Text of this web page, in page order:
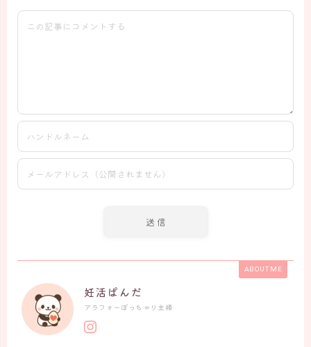
ABOUT ME
妊活ぱんだ
アラフォーぽっちゃり主婦